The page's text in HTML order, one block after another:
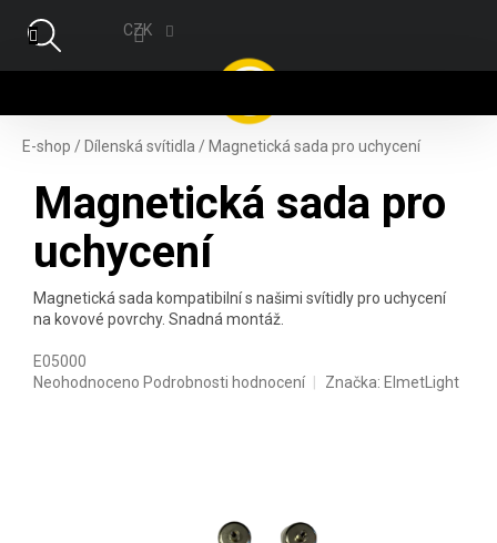
CZK
E-shop / Dílenská svítidla / Magnetická sada pro uchycení
Magnetická sada pro
uchycení
Magnetická sada kompatibilní s našimi svítidly pro uchycení
na kovové povrchy. Snadná montáž.
E05000
Průměrné hodnocení produktu je 0,0 z 5 hvězdiček.
Neohodnoceno Podrobnosti hodnocení Značka: ElmetLight